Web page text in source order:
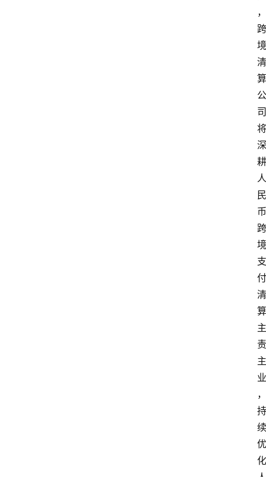
，
跨
境
清
算
公
司
将
深
耕
人
民
币
跨
境
支
付
清
算
主
责
主
业
，
持
续
优
化